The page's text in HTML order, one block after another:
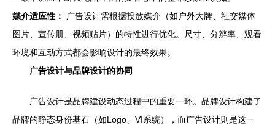
媒介适应性：
广告设计需根据投放媒介（如户外大牌、社交媒体
图片、宣传册、视频贴片）的特性进行优化。尺寸、分辨率、观看
环境和互动方式都会影响设计的最终效果。
广告设计与品牌设计的协同
广告设计是品牌建设动态过程中的重要一环。品牌设计构建了
品牌的静态身份基石（如Logo、VI系统），而广告设计则是这一